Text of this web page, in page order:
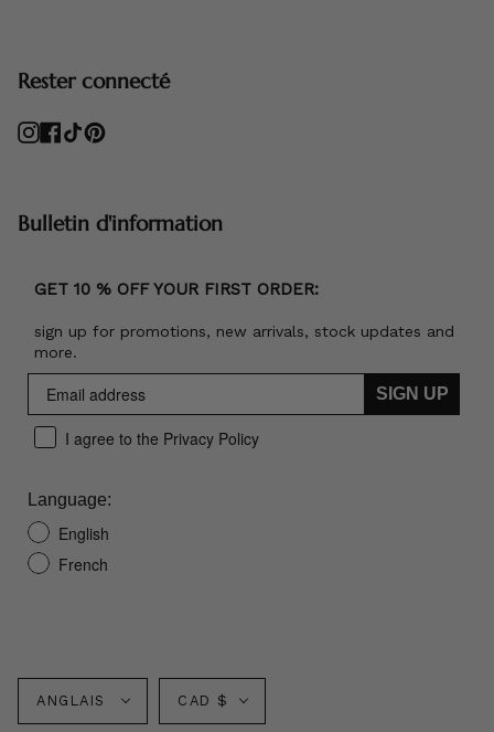
Rester connecté
Instagram
Facebook
TikTokPinterest
Bulletin d'information
GET 10 % OFF YOUR FIRST ORDER:
sign up for promotions, new arrivals, stock updates and
more.
SIGN UP
I agree to the Privacy Policy
Language:
English
French
Langue
ANGLAIS Monnaie
CAD $